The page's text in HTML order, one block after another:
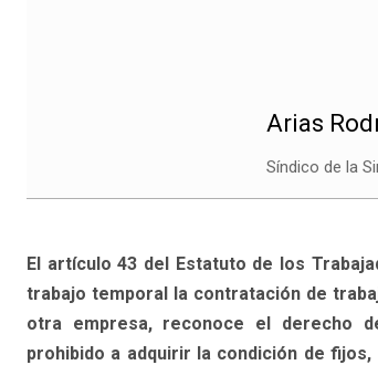
Arias
Síndico de la
El artículo 43 del Estatuto de los
trabajo temporal la contratación de
otra empresa, reconoce el derecho
prohibido a adquirir la condición de